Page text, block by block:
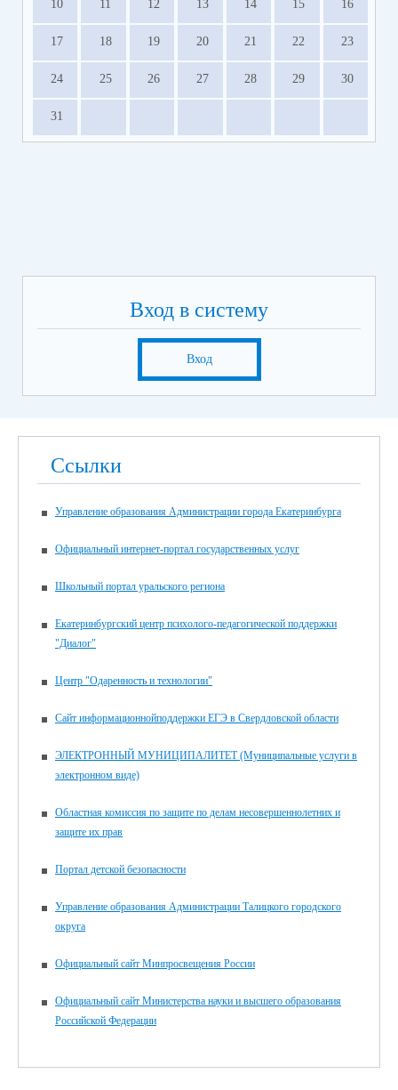
10 11 12 13 14 15 16
17 18 19 20 21 22 23
24 25 26 27 28 29 30
31
Вход в систему
Вход
Ссылки
Управление образования Администрации города Екатеринбурга
Официальный интернет-портал государственных услуг
Школьный портал уральского региона
Екатеринбургский центр психолого-педагогической поддержки
"Диалог"
Центр "Одаренность и технологии"
Сайт информационнойподдержки ЕГЭ в Свердловской области
ЭЛЕКТРОННЫЙ МУНИЦИПАЛИТЕТ (Муниципальные услуги в
электронном виде)
Областная комиссия по защите по делам несовершеннолетних и
защите их прав
Портал детской безопасности
Управление образования Администрации Талицкого городского
округа
Официальный сайт Минпросвещения России
Официальный сайт Министерства науки и высшего образования
Российской Федерации